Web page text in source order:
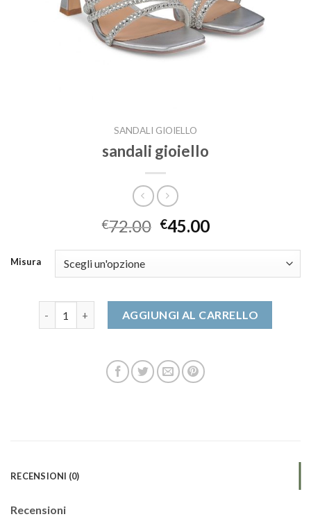
SANDALI GIOIELLO
sandali gioiello
€72.00 €45.00
Misura
AGGIUNGI AL CARRELLO
RECENSIONI (0)
Recensioni